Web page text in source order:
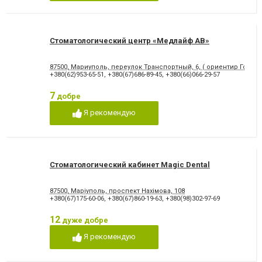
відновлення емалі
Стоматологический центр «Медлайф АВ»
87500, Мариуполь, переулок Транспортный, 6, ( ориентир
+380(62)953-65-51 , +380(67)686-89-45, +380(66)066-29-57
7 добре
Я рекомендую
Стоматологический кабинет Magic Dental
87500, Маріуполь, проспект Нахімова, 108
+380(67)175-60-06, +380(67)860-19-63, +380(98)302-97-69
12 дуже добре
Я рекомендую